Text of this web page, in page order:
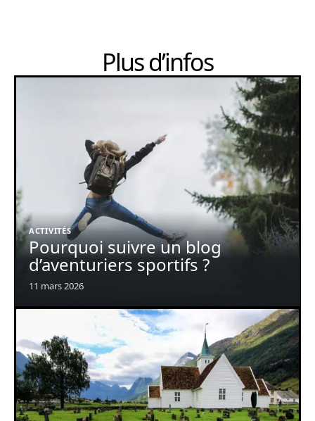
Plus d’infos
ACTIVITÉS
Pourquoi suivre un blog
d’aventuriers sportifs ?
11 mars 2026